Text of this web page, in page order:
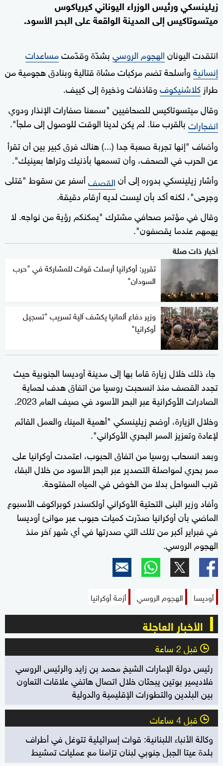
زيلينسكي ورئيس الوزراء اليوناني كيرياكوس
ميتسوتاكيس إلى المدينة الواقعة على البحر الأسود.
انتقدت اليونانالهجوم الروسيبشدّة وقدّمتمساعدات
إنسانيةوأسلحة تضم مركبات مشاة قتالية وبنادق هجومية من
طراز كلاشنيكوفوقاذفات وذخيرة إلى كييف.
وقال ميتسوتاكيس للصحافيين "سمعنا صفارات الإنذار ودوي
انفجاراتبالقرب منا. لم يكن لدينا الوقت للوصول إلى ملجأ".
وأضاف "إنها تجربة صعبة جدا (...) هناك فرق كبير بين أن تقرأ
عن الحرب في الصحف، وأن تسمعها بأذنيك وتراها بعينيك".
وأشار زيلينسكي بدوره إلى أنالقصفأسفر عن سقوط "قتلى
وجرحى"، لكنه أكد بأن ليست لديه أرقام دقيقة.
وقال في مؤتمر صحافي مشترك "يمكنكم رؤية من نواجه. لا
يهمهم عندما يقصفون".
أخبار ذات صلة
تقرير: أوكرانيا أرسلت قوات للمشاركة في "حرب
السودان"
وزير دفاع ألمانيا يكشف آلية تسريب "تسجيل
أوكرانيا"
جاء ذلك خلال زيارة قاما بها إلى مدينة أوديسا الجنوبية حيث
تجدد القصف منذ انسحبت روسيا من اتفاق هدف لحماية
الصادرات الأوكرانية عبر البحر الأسود في صيف العام 2023.
وخلال الزيارة، أوضح زيلينسكي "أهمية الميناء والعمل القائم
لإعادة وتعزيز الممر البحري الأوكراني".
وبعد انسحاب روسيا من اتفاق الحبوب، اعتمدت أوكرانيا على
ممر بحري لمواصلة التصدير عبر البحر الأسود من خلال البقاء
قرب السواحل بدلا من الخوض في المياه المفتوحة.
وأفاد وزير البنى التحتية الأوكراني أولكسندر كوبراكوف الأسبوع
الماضي بأن أوكرانيا صدّرت كميات حبوب عبر موانئ أوديسا
في فبراير أكبر من تلك التي صدرتها في أي شهر آخر منذ
الهجوم الروسي.
أوديسا الهجوم الروسي أزمة أوكرانيا
الأخبار العاجلة
l قبل 2 ساعة
رئيس دولة الإمارات الشيخ محمد بن زايد والرئيس الروسي
فلاديمير بوتين يبحثان خلال اتصال هاتفي علاقات التعاون
بين البلدين والتطورات الإقليمية والدولية
l قبل 4 ساعات
وكالة الأنباء اللبنانية: قوات إسرائيلية تتوغل في أطراف
بلدة عيتا الجبل جنوبي لبنان تزامنا مع عمليات تمشيط